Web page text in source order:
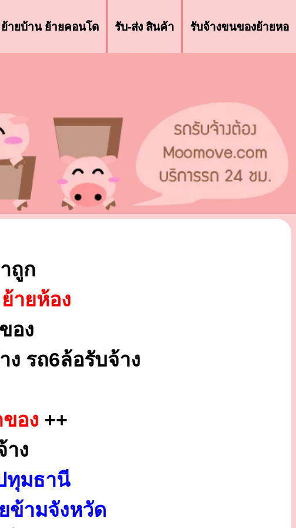
ย้ายบ้าน ย้ายคอนโด รับ-ส่ง สินค้า รับจ้างขนของย้ายหอ
ถูก
ย้ายห้อง
อง
ง รถ6ล้อรับจ้าง
อง ++
าง
ทุมธานี
ข้ามจังหวัด